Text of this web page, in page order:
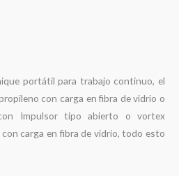
portátil para trabajo continuo, el
con carga en fibra de vidrio o
Impulsor tipo abierto o vortex
carga en fibra de vidrio, todo esto